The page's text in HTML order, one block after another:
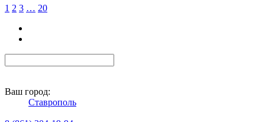
1 2 3 … 20
Ваш город:
Ставрополь